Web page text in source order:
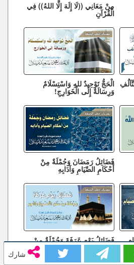
شارك
مِنْ مَعَانِي ((لَا إِلَهَ إِلَّا اللهُ)) فِي
الْقُرْآنِ
الْحَجُّ تَوْحِيدٌ للهِ وَاسْتِسْلَامٌ
وَرِسَالَةٌ إِلَى الْخَوَارِجِ!
فَضَائِلُ رَمَضَانَ وَجُمْلَةٌ مِنْ
أَحْكَامِ الصِّيَامِ وَآدَابِهِ
فَضَائِلُ يَوْمِ عَرَفَةَ وَجُمْلَةٌ مِنْ
سُنَنِ الْأُضْحِيَّةِ وَالْعِيدِ